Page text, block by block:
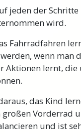
jeden der
wird.
Fahrradfahren
wenn man
Aktionen lernt,
das Kind
Vorderrad
und ist